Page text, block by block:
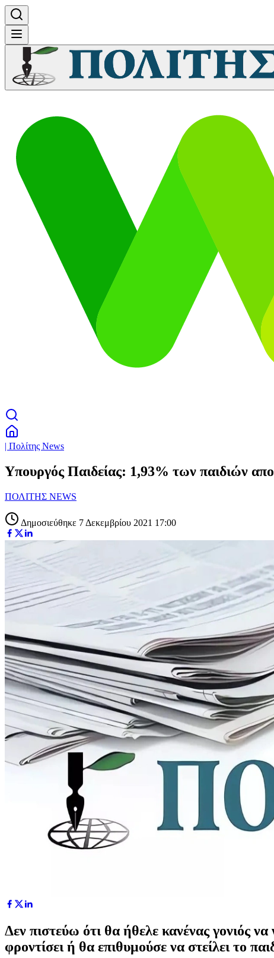
| Πολίτης News
Υπουργός Παιδείας: 1,93% των παιδιών
ΠΟΛΙΤΗΣ NEWS
Δημοσιεύθηκε 7 Δεκεμβρίου 2021 17:00
Δεν πιστεύω ότι θα ήθελε κανένας γονιός
φροντίσει ή θα επιθυμούσε να στείλει το